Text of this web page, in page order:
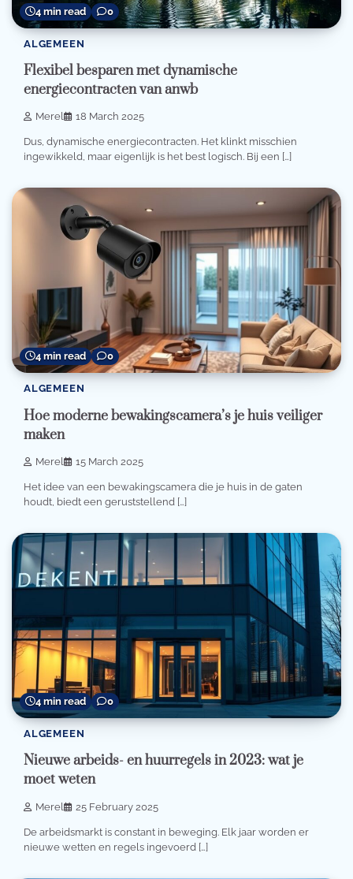
4 min read 0
ALGEMEEN
Flexibel besparen met dynamische
energiecontracten van anwb
Merel 18 March 2025
Dus, dynamische energiecontracten. Het klinkt misschien
ingewikkeld, maar eigenlijk is het best logisch. Bij een […]
4 min read 0
ALGEMEEN
Hoe moderne bewakingscamera’s je huis veiliger
maken
Merel 15 March 2025
Het idee van een bewakingscamera die je huis in de gaten
houdt, biedt een geruststellend […]
4 min read 0
ALGEMEEN
Nieuwe arbeids- en huurregels in 2023: wat je
moet weten
Merel 25 February 2025
De arbeidsmarkt is constant in beweging. Elk jaar worden er
nieuwe wetten en regels ingevoerd […]